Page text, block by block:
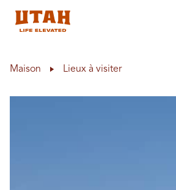
Maison Lieux à visiter